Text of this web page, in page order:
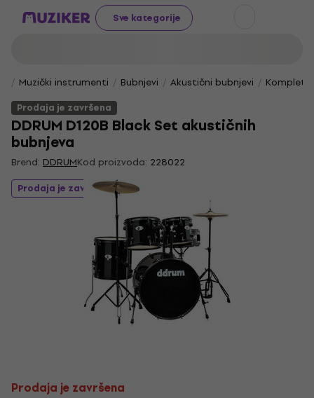
Sve kategorije
Muzički instrumenti Bubnjevi Akustični bubnjevi
Prodaja je završena
DDRUM D120B Black Set akustičnih
bubnjeva
Brend: DDRUMKod proizvoda: 228022
Prodaja je završena
Prodaja je završena